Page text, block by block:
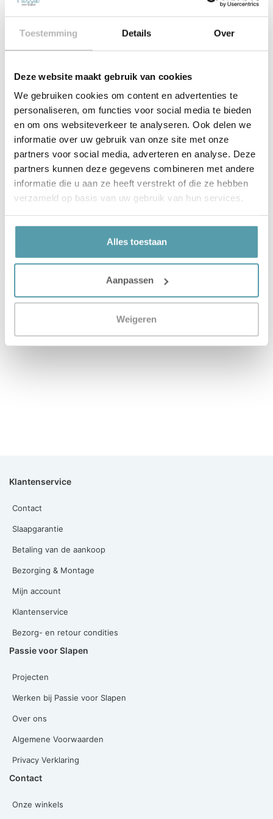
Toestemming Details Over
Deze website maakt gebruik van cookies
We gebruiken cookies om content en advertenties te
personaliseren, om functies voor social media te bieden
en om ons websiteverkeer te analyseren. Ook delen we
informatie over uw gebruik van onze site met onze
partners voor social media, adverteren en analyse. Deze
partners kunnen deze gegevens combineren met andere
informatie die u aan ze heeft verstrekt of die ze hebben
verzameld op basis van uw gebruik van hun services.
Alles toestaan
Aanpassen
Weigeren
Contact Ons
Flanel Katoen Wat Is Jersey Katoen?
Klantenservice
Contact
Slaapgarantie
Betaling van de aankoop
Bezorging & Montage
Mijn account
Klantenservice
Bezorg- en retour condities
Passie voor Slapen
Projecten
Werken bij Passie voor Slapen
Over ons
Algemene Voorwaarden
Privacy Verklaring
Contact
Onze winkels